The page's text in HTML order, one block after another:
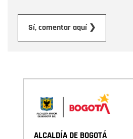
Sí, comentar aquí ❯
ALCALDÍA DE BOGOTÁ